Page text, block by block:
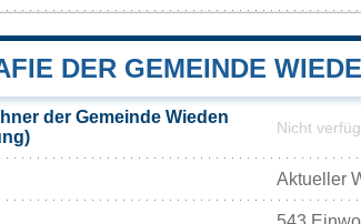
DER GEMEINDE
der Gemeinde Wieden
Nicht
Aktueller